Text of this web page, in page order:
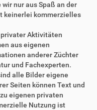
nur aus Spaß an der
keinerlei kommerzielles
Aktivitäten
aus eigenen
anderer Züchter
und Fachexperten.
alle Bilder eigene
Seiten können Text und
eigenen privaten
Nutzung ist